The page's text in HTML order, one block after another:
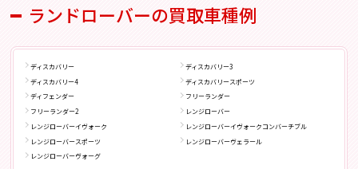
ランドローバーの買取車種例
ディスカバリー
ディスカバリー3
ディスカバリー4
ディスカバリースポーツ
ディフェンダー
フリーランダー
フリーランダー2
レンジローバー
レンジローバーイヴォーク
レンジローバーイヴォークコンバーチブル
レンジローバースポーツ
レンジローバーヴェラール
レンジローバーヴォーグ